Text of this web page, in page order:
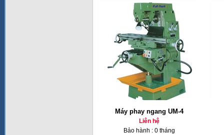
Máy phay ngang UM-4
Liên hệ
Bảo hành : 0 tháng